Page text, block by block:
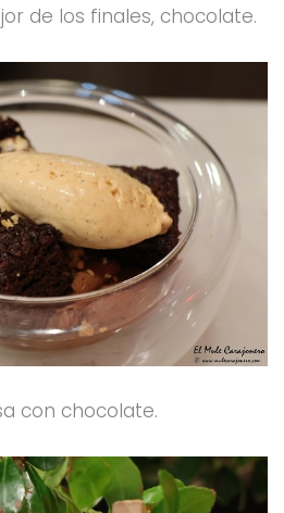
de los finales, chocolate.
con chocolate.